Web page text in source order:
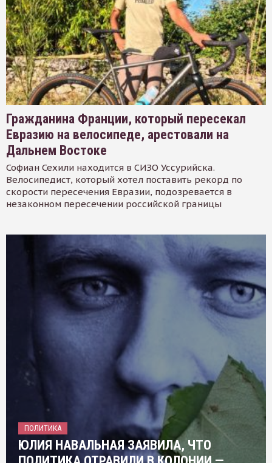
Гражданина Франции, который пересекал
Евразию на велосипеде, арестовали на
Дальнем Востоке
Софиан Сехили находится в СИЗО Уссурийска.
Велосипедист, который хотел поставить рекорд по
скорости пересечения Евразии, подозревается в
незаконном пересечении российской границы
ПОЛИТИКА
ЮЛИЯ НАВАЛЬНАЯ ЗАЯВИЛА, ЧТО